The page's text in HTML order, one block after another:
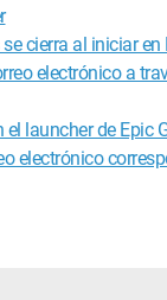
cierra al iniciar
electrónico a
launcher de Epic
electrónico